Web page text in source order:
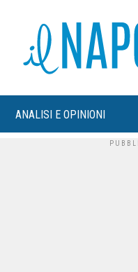
ANALISI E OPINIONI